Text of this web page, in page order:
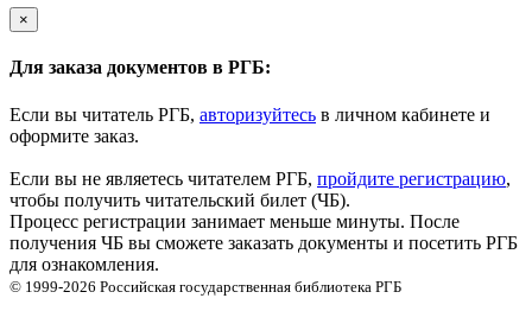
×
Для заказа документов в РГБ:
Если вы читатель РГБ, авторизуйтесь в личном кабинете и
оформите заказ.
Если вы не являетесь читателем РГБ, пройдите регистрацию,
чтобы получить читательский билет (ЧБ).
Процесс регистрации занимает меньше минуты. После
получения ЧБ вы сможете заказать документы и посетить РГБ
для ознакомления.
© 1999-2026 Российская государственная библиотека РГБ